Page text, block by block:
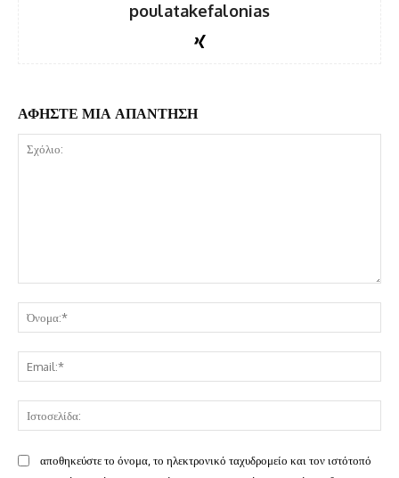
poulatakefalonias
ΑΦΗΣΤΕ ΜΙΑ ΑΠΑΝΤΗΣΗ
αποθηκεύστε το όνομα, το ηλεκτρονικό ταχυδρομείο και τον ιστότοπό